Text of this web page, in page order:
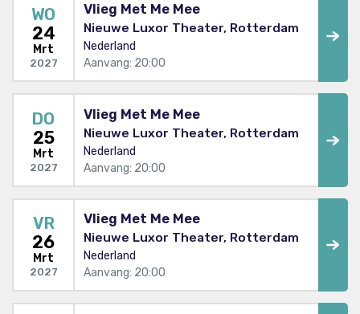
WO
24
Mrt
2027
Vlieg Met Me Mee
Nieuwe Luxor Theater, Rotterdam
Nederland
Aanvang: 20:00
DO
25
Mrt
2027
Vlieg Met Me Mee
Nieuwe Luxor Theater, Rotterdam
Nederland
Aanvang: 20:00
VR
26
Mrt
2027
Vlieg Met Me Mee
Nieuwe Luxor Theater, Rotterdam
Nederland
Aanvang: 20:00